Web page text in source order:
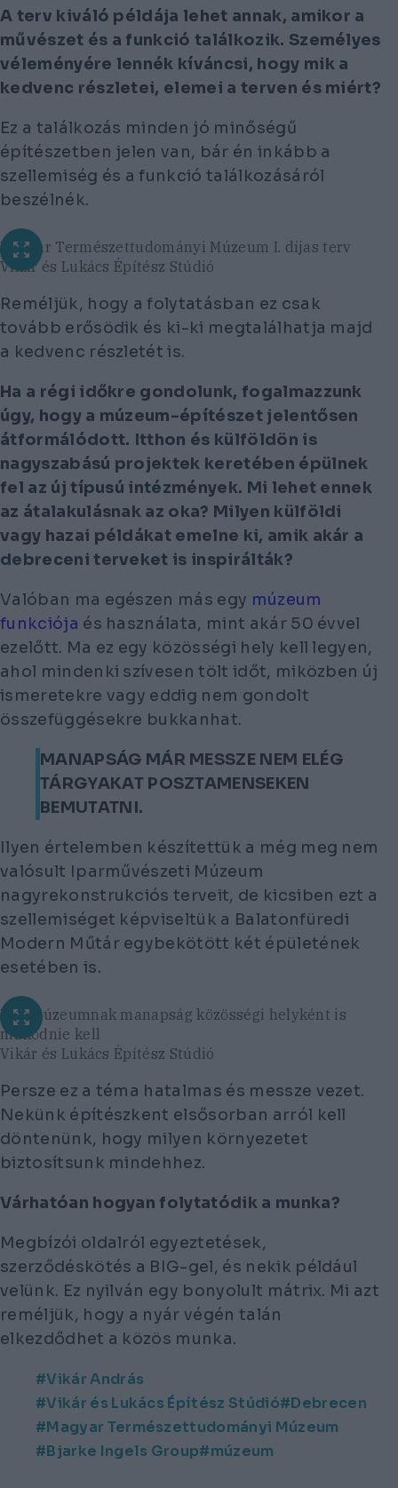
A terv kiváló példája lehet annak, amikor a
művészet és a funkció találkozik. Személyes
véleményére lennék kíváncsi, hogy mik a
kedvenc részletei, elemei a terven és miért?
Ez a találkozás minden jó minőségű
építészetben jelen van, bár én inkább a
szellemiség és a funkció találkozásáról
beszélnék.
Magyar Természettudományi Múzeum I. díjas terv
Vikár és Lukács Építész Stúdió
Reméljük, hogy a folytatásban ez csak
tovább erősödik és ki-ki megtalálhatja majd
a kedvenc részletét is.
Ha a régi időkre gondolunk, fogalmazzunk
úgy, hogy a múzeum-építészet jelentősen
átformálódott. Itthon és külföldön is
nagyszabású projektek keretében épülnek
fel az új típusú intézmények. Mi lehet ennek
az átalakulásnak az oka? Milyen külföldi
vagy hazai példákat emelne ki, amik akár a
debreceni terveket is inspirálták?
Valóban ma egészen más egy múzeum
funkciója és használata, mint akár 50 évvel
ezelőtt. Ma ez egy közösségi hely kell legyen,
ahol mindenki szívesen tölt időt, miközben új
ismeretekre vagy eddig nem gondolt
összefüggésekre bukkanhat.
MANAPSÁG MÁR MESSZE NEM ELÉG
TÁRGYAKAT POSZTAMENSEKEN
BEMUTATNI.
Ilyen értelemben készítettük a még meg nem
valósult Iparművészeti Múzeum
nagyrekonstrukciós terveit, de kicsiben ezt a
szellemiséget képviseltük a Balatonfüredi
Modern Műtár egybekötött két épületének
esetében is.
Egy múzeumnak manapság közösségi helyként is
működnie kell
Vikár és Lukács Építész Stúdió
Persze ez a téma hatalmas és messze vezet.
Nekünk építészkent elsősorban arról kell
döntenünk, hogy milyen környezetet
biztosítsunk mindehhez.
Várhatóan hogyan folytatódik a munka?
Megbízói oldalról egyeztetések,
szerződéskötés a BIG-gel, és nekik például
velünk. Ez nyilván egy bonyolult mátrix. Mi azt
reméljük, hogy a nyár végén talán
elkezdődhet a közös munka.
Vikár András
Vikár és Lukács Építész Stúdió
Debrecen
Magyar Természettudományi Múzeum
Bjarke Ingels Group
múzeum